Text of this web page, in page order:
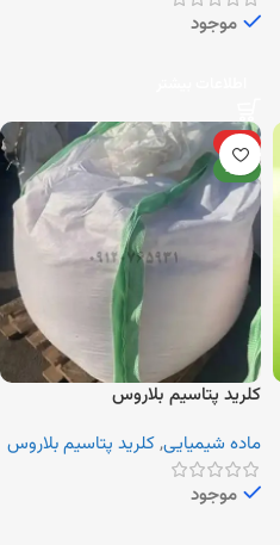
موجود
ویژه
جدید
کلرید پتاسیم بلاروس
ماده شیمیایی,کلرید پتاسیم بلاروس
موجود